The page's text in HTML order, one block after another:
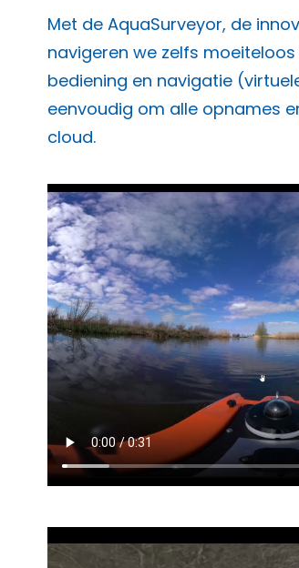
Met de AquaSurveyor, de
navigeren we zelfs
bediening en navigatie
eenvoudig om alle opnames
cloud.